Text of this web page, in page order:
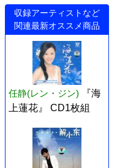
収録アーティストなど
関連最新オススメ商品
任静(レン・ジン)
『海
上蓮花』 CD1枚組